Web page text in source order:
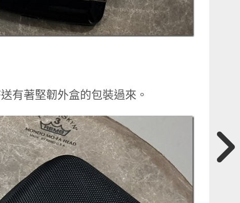
有著堅韌外盒的包裝過來。